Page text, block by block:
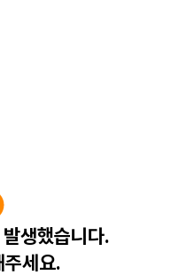
생했습니다.
주세요.